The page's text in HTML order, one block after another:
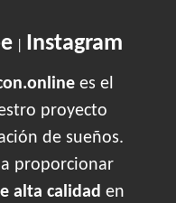
| Instagram
es el
proyecto
de sueños.
proporcionar
alta calidad en